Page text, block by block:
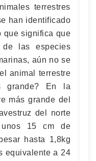
terrestres
han identificado
que significa que
de las especies
aún no se
animal terrestre
grande? En la
más grande del
del norte
15 cm de
hasta 1,8kg
equivalente a 24